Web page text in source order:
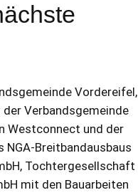
Vordereifel,
Verbandsgemeinde
Westconnect und der
Breitbandausbaus
Tochtergesellschaft
mit den Bauarbeiten